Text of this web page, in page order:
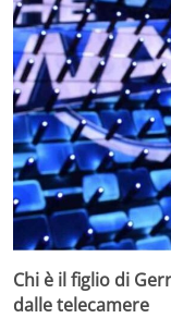
Chi è il figlio di
dalle telecamere